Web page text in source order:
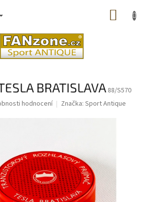
BRATISLAVA 88/S570
hodnocení Značka: Sport Antique